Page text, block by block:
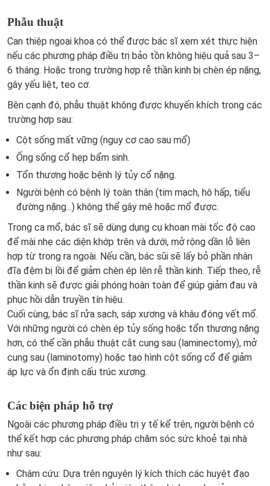
Phẫu thuật
Can thiệp ngoại khoa có thể được bác sĩ xem xét thực hiện
nếu các phương pháp điều trị bảo tồn không hiệu quả sau 3–
6 tháng. Hoặc trong trường hợp rễ thần kinh bị chèn ép nặng,
gây yếu liệt, teo cơ.
Bên cạnh đó, phẫu thuật không được khuyến khích trong các
trường hợp sau:
Cột sống mất vững (nguy cơ cao sau mổ)
Ống sống cổ hẹp bẩm sinh.
Tổn thương hoặc bệnh lý tủy cổ nặng.
Người bệnh có bệnh lý toàn thân (tim mạch, hô hấp, tiểu
đường nặng...) không thể gây mê hoặc mổ được.
Trong ca mổ, bác sĩ sẽ dùng dụng cụ khoan mài tốc độ cao
để mài nhẹ các diện khớp trên và dưới, mở rộng dần lỗ liên
hợp từ trong ra ngoài. Nếu cần, bác sũi sẽ lấy bỏ phần nhân
đĩa đệm bị lồi để giảm chèn ép lên rễ thần kinh. Tiếp theo, rễ
thần kinh sẽ được giải phóng hoàn toàn để giúp giảm đau và
phục hồi dẫn truyền tín hiệu.
Cuối cùng, bác sĩ rửa sạch, sáp xương và khâu đóng vết mổ.
Với những người có chèn ép tủy sống hoặc tổn thương nặng
hơn, có thể cần phẫu thuật cắt cung sau (laminectomy), mở
cung sau (laminotomy) hoặc tạo hình cột sống cổ để giảm
áp lực và ổn định cấu trúc xương.
Các biện pháp hỗ trợ
Ngoài các phương pháp điều trị y tế kể trên, người bệnh có
thể kết hợp các phương pháp chăm sóc sức khoẻ tại nhà
như sau:
Châm cứu: Dựa trên nguyên lý kích thích các huyệt đạo